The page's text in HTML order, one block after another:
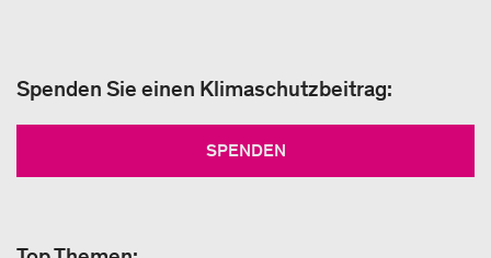
Spenden Sie einen Klimaschutzbeitrag:
SPENDEN